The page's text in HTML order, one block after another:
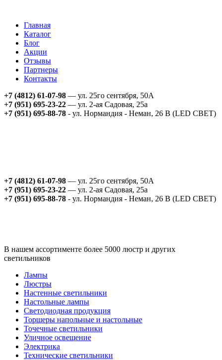
Главная
Каталог
Блог
Акции
Отзывы
Партнеры
Контакты
+7 (4812) 61-07-98 — ул. 25го сентября, 50А
+7 (951) 695-23-22 — ул. 2-ая Садовая, 25а
+7 (951) 695-88-78 - ул. Нормандия - Неман, 26 В (LED СВЕТ)
+7 (4812) 61-07-98 — ул. 25го сентября, 50А
+7 (951) 695-23-22 — ул. 2-ая Садовая, 25а
+7 (951) 695-88-78 - ул. Нормандия - Неман, 26 В (LED СВЕТ)
В нашем ассортименте более 5000 люстр и других
светильников
Лампы
Люстры
Настенные светильники
Настольные лампы
Светодиодная продукция
Торшеры напольные и настольные
Точечные светильники
Уличное освещение
Электрика
Технические светильники